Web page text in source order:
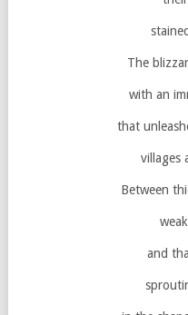
The
with an
that
villages
Between
and